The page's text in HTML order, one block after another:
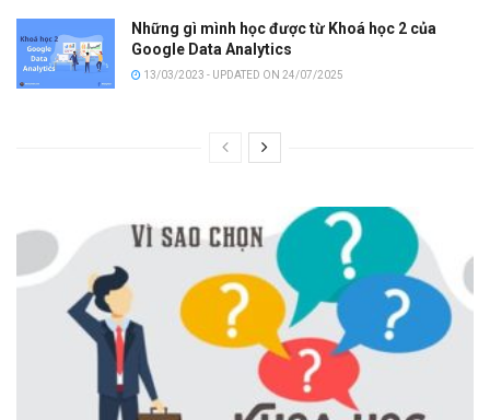
Những gì mình học được từ Khoá học 2 của
Google Data Analytics
13/03/2023 - UPDATED ON 24/07/2025